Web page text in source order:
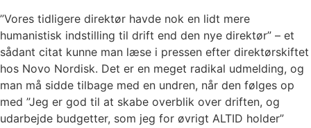
”Vores tidligere direktør havde nok en lidt mere
humanistisk indstilling til drift end den nye direktør” – et
sådant citat kunne man læse i pressen efter direktørskiftet
hos Novo Nordisk. Det er en meget radikal udmelding, og
man må sidde tilbage med en undren, når den følges op
med ”Jeg er god til at skabe overblik over driften, og
udarbejde budgetter, som jeg for øvrigt ALTID holder”